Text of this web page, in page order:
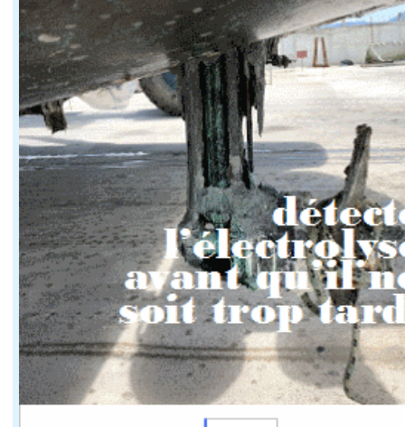
Cette modularité contribue à démocratiser un mode
Quels enjeux environnementaux pour la
Le développement du tourisme fluvial
Les infrastructures évoluent progressivement.
Pour les gestionnaires de voies navigables comme
Avec près de 120 000 passagers transportés